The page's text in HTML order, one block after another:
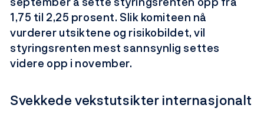
1,75 til 2,25 prosent. Slik komiteen nå
vurderer utsiktene og risikobildet, vil
styringsrenten mest sannsynlig settes
videre opp i november.
Svekkede vekstutsikter internasjonalt